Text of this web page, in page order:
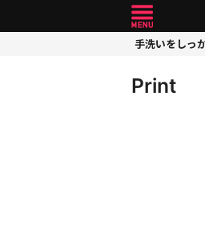
手洗いをしっ
Print